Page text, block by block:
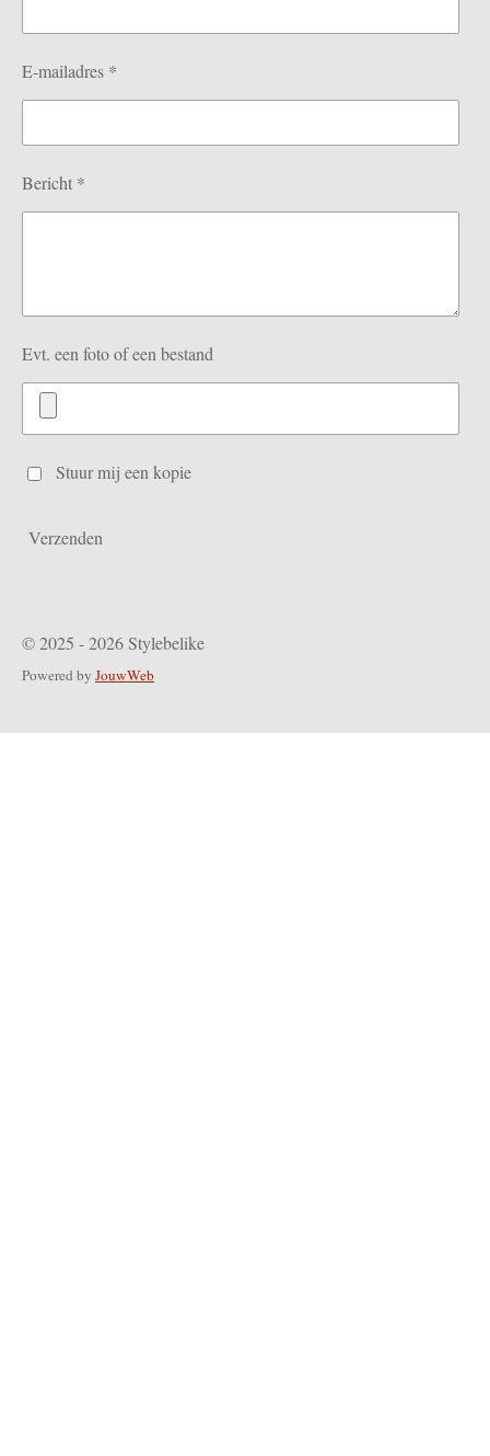
E-mailadres *
Bericht *
Evt. een foto of een bestand
Stuur mij een kopie
Verzenden
© 2025 - 2026 Stylebelike
Powered by JouwWeb